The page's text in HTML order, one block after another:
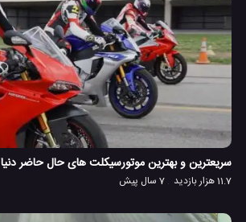
سریعترین و بهترین موتورسیکلت های حال حاضر دنیا
11.7 هزار بازدید 7 سال پیش